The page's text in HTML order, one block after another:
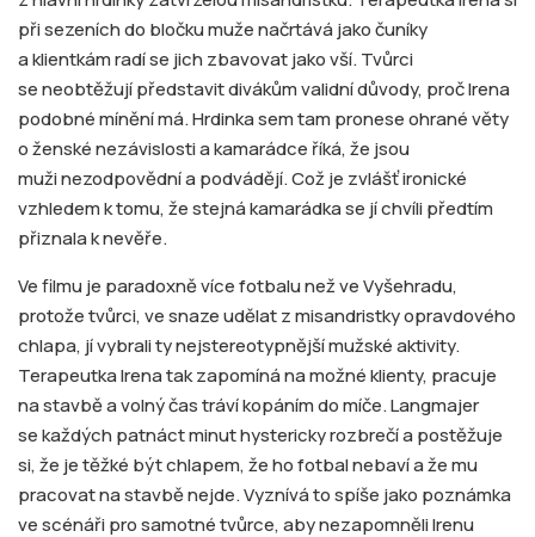
při sezeních do bločku muže načrtává jako čuníky
a klientkám radí se jich zbavovat jako vší. Tvůrci
se neobtěžují představit divákům validní důvody, proč Irena
podobné mínění má. Hrdinka sem tam pronese ohrané věty
o ženské nezávislosti a kamarádce říká, že jsou
muži nezodpovědní a podvádějí. Což je zvlášť ironické
vzhledem k tomu, že stejná kamarádka se jí chvíli předtím
přiznala k nevěře.
Ve filmu je paradoxně více fotbalu než ve Vyšehradu,
protože tvůrci, ve snaze udělat z misandristky opravdového
chlapa, jí vybrali ty nejstereotypnější mužské aktivity.
Terapeutka Irena tak zapomíná na možné klienty, pracuje
na stavbě a volný čas tráví kopáním do míče. Langmajer
se každých patnáct minut hystericky rozbrečí a postěžuje
si, že je těžké být chlapem, že ho fotbal nebaví a že mu
pracovat na stavbě nejde. Vyznívá to spíše jako poznámka
ve scénáři pro samotné tvůrce, aby nezapomněli Irenu